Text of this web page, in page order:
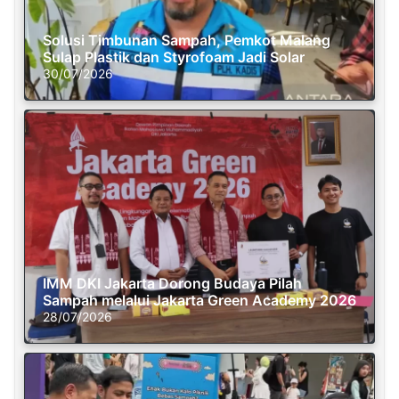
Solusi Timbunan Sampah, Pemkot Malang
Sulap Plastik dan Styrofoam Jadi Solar
30/07/2026
IMM DKI Jakarta Dorong Budaya Pilah
Sampah melalui Jakarta Green Academy 2026
28/07/2026